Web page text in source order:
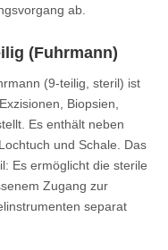
ab.
(Fuhrmann)
(9-teilig, steril) ist
Biopsien,
Es enthält neben
und Schale. Das
Es ermöglicht die sterile
Zugang zur
separat